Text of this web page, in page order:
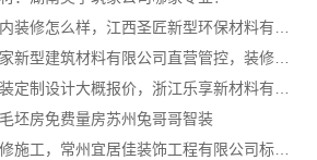
海南万赢饰家新型建筑材料有限公司直营管控，装修成本透明不踩坑
坯房免费量房苏州兔哥哥智装
武进全包装修施工，常州宜居佳装饰工程有限公司标准化管控